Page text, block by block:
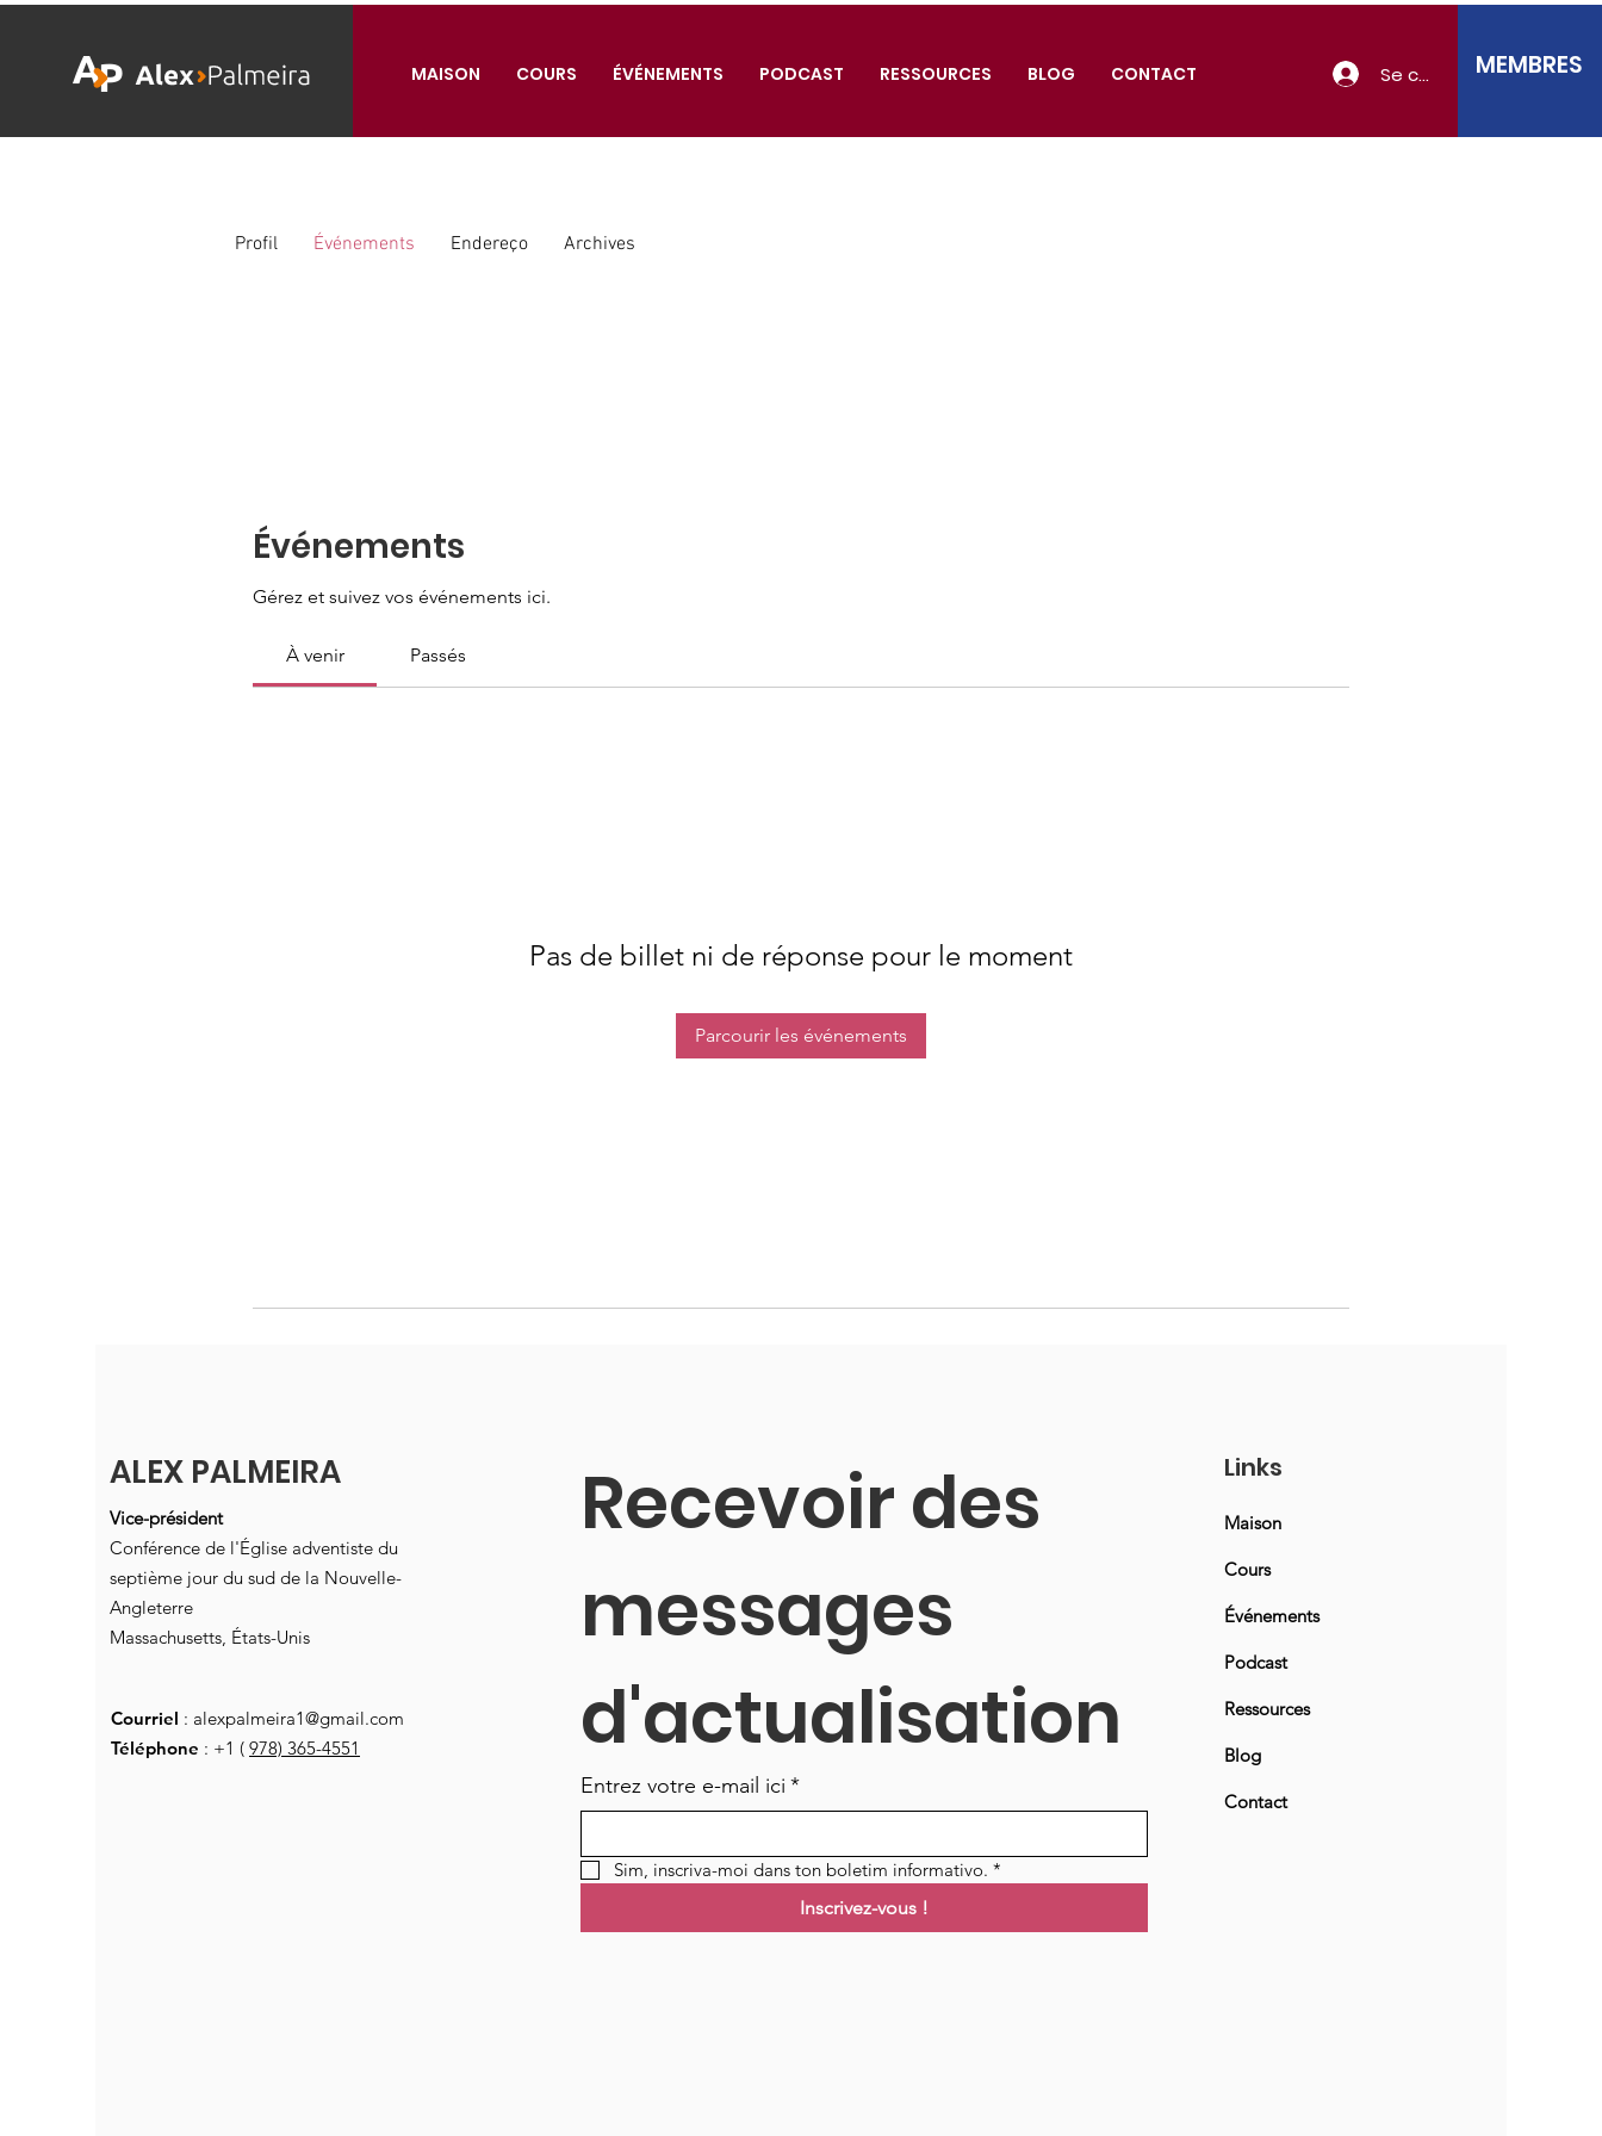
MAISON COURS ÉVÉNEMENTS PODCAST RESSOURCES BLOG CONTACT Se connecterMEMBRES
Événements
Gérez et suivez vos événements ici.
À venir Passés
Pas de billet ni de réponse pour le moment
Parcourir les événements
Profil Événements Endereço Archives
ALEX PALMEIRA
Vice-président
Conférence de l'Église adventiste du
septième jour du sud de la Nouvelle-
Angleterre
Massachusetts, États-Unis
Courriel : alexpalmeira1@gmail.com
Téléphone : +1 ( 978) 365-4551
Recevoir des
messages
d'actualisation
Entrez votre e-mail ici *
Sim, inscriva-moi dans ton boletim informativo. *
Inscrivez-vous !
Links
Maison
Cours
Événements
Podcast
Ressources
Blog
Contact